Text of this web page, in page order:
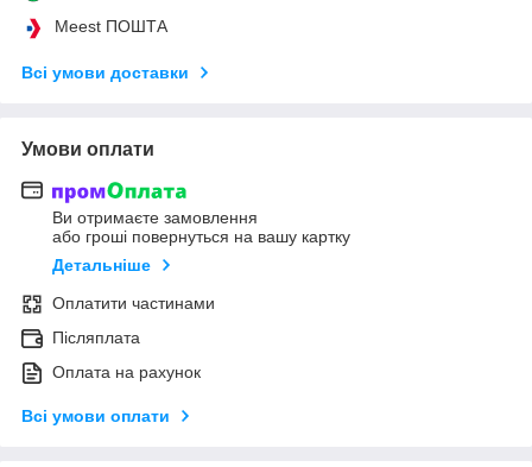
Meest ПОШТА
Всі умови доставки
Умови оплати
Ви отримаєте замовлення
або гроші повернуться на вашу картку
Детальніше
Оплатити частинами
Післяплата
Оплата на рахунок
Всі умови оплати